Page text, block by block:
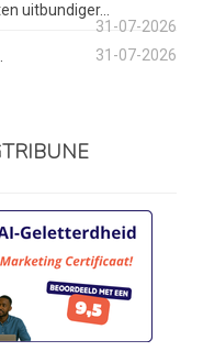
uitbundiger...
31-07-2026
31-07-2026